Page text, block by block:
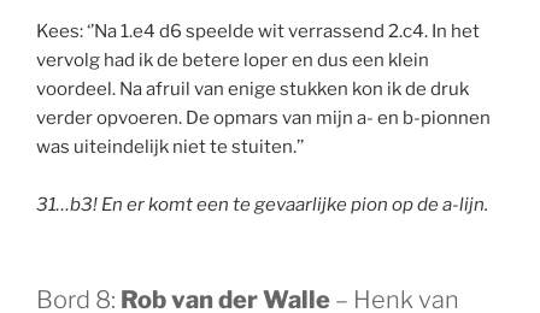
Kees: ‘’Na 1.e4 d6 speelde wit verrassend 2.c4. In het
vervolg had ik de betere loper en dus een klein
voordeel. Na afruil van enige stukken kon ik de druk
verder opvoeren. De opmars van mijn a- en b-pionnen
was uiteindelijk niet te stuiten.’’
31…b3! En er komt een te gevaarlijke pion op de a-lijn.
Bord 8: Rob van der Walle – Henk van